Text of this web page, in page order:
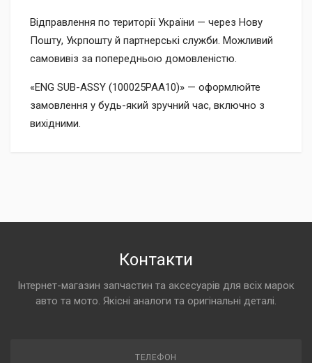
Відправлення по території України — через Нову
Пошту, Укрпошту й партнерські служби. Можливий
самовивіз за попередньою домовленістю.
«ENG SUB-ASSY (100025PAA10)» — оформлюйте
замовлення у будь-який зручний час, включно з
вихідними.
Контакти
Інтернет-магазин запчастин та аксесуарів для всіх марок
авто та мото. Якісні аналоги та оригінальні деталі.
ТЕЛЕФОН